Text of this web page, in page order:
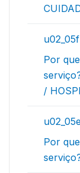
u02_05f
Por
/
Por